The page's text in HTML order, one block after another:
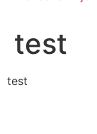
test
test